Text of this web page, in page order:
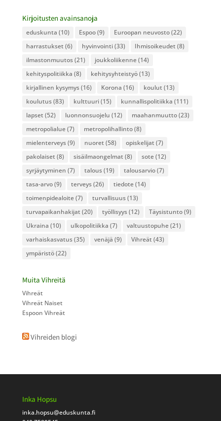
Kirjoitusten avainsanoja
eduskunta (10) Espoo(9) Euroopan neuvosto(22)
harrastukset (6) hyvinvointi(33) Ihmisoikeudet (8)
ilmastonmuutos(21) joukkoliikenne(14)
kehityspolitiikka (8) kehitysyhteistyö(13)
kirjallinen kysymys(16) Korona (16) koulut (13)
koulutus(83) kulttuuri(15) kunnallispolitiikka (111)
lapset (52) luonnonsuojelu (12) maahanmuutto(23)
metropolialue(7) metropolihallinto(8)
mielenterveys(9) nuoret (58) opiskelijat (7)
pakolaiset (8) sisäilmaongelmat (8) sote(12)
syrjäytyminen (7) talous(19) talousarvio(7)
tasa-arvo(9) terveys(26) tiedote(14)
toimenpidealoite(7) turvallisuus(13)
turvapaikanhakijat (20) työllisyys(12) Täysistunto(9)
Ukraina (10) ulkopolitiikka (7) valtuustopuhe(21)
varhaiskasvatus(35) venäjä (9) Vihreät (43)
ympäristö(22)
Muita Vihreitä
Vihreät
Vihreät Naiset
Espoon Vihreät
Vihreiden blogi
Inka Hopsu
inka.hopsu@eduskunta.fi